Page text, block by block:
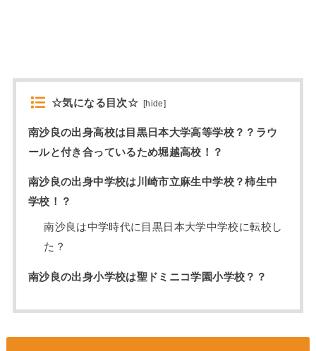
☆気になる目次☆ [hide]
南沙良の出身高校は目黒日本大学高等学校？？ラウ
ールと付き合っているため堀越高校！？
南沙良の出身中学校は川崎市立麻生中学校？柿生中
学校！？
南沙良は中学時代に目黒日本大学中学校に転校し
た？
南沙良の出身小学校は聖ドミニコ学園小学校？？